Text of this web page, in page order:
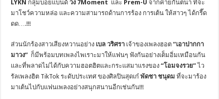
LYKN กลุ่มบอยแบนด์ วง 7Moment และ Prem-Uจากค่ายกันตนา ที่จะ
มาโชว์ความหล่อ และความสามารถด้านการร้อง การเต้น ให้สาวๆ ได้กรี๊ด
ดด….!!!
ส่วนนักร้องสาวเสียงหวานอย่าง เบล วริศรา เจ้าของเพลงฮอต“เอาปากกา
มาวง” ก็มีพร้อมบทเพลงไพเราะมาให้แฟนๆ ฟังกันอย่างเต็มอิ่มเหมือนกัน
และที่พลาดไม่ได้กับความฮอตฮิตและกระแสมาแรงของ“โอมจงรวย”ไว
รัลเพลงฮิต TikTok ระดับประเทศ ของศิลปินสุดเก๋พัดชา ชนุดมที่จะมาร้อง
มาเต้นไปกับแฟนเพลงอย่างสนุกสนานอีกเช่นกัน!!!